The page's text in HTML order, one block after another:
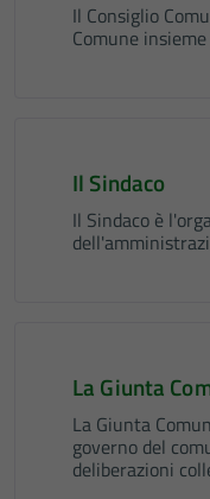
Il Consiglio
Comune
Il Sindaco
Il Sindaco è
La Giunta
La Giunta
governo del
deliberazioni